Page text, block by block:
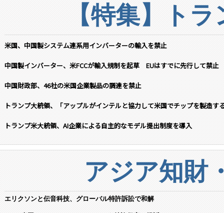
【特集】ト
米国、中国製システム連系用インバーターの輸入を禁止
中国製インバーター、米FCCが輸入規制を起草 EUはすでに先行して禁止
中国財政部、46社の米国企業製品の調達を禁止
トランプ大統領、「アップルがインテルと協力して米国でチップを製造す
トランプ米大統領、AI企業による自主的なモデル提出制度を導入
アジア知財
エリクソンと伝音科技、グローバル特許訴訟で和解